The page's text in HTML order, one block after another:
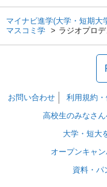
マイナビ進学(大学・短期大
マスコミ学
ラジオプロ
お問い合わせ 利用規約
高校生のみなさ
大学・短大
オープンキャ
資料・パ